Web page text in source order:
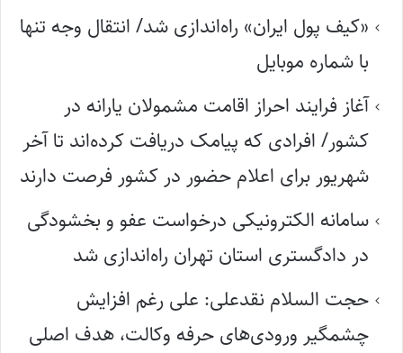
«کیف پول ایران» راه‌اندازی شد/ انتقال وجه تنها
با شماره موبایل
آغاز فرایند احراز اقامت مشمولان یارانه در
کشور/ افرادی که پیامک دریافت کرده‌اند تا آخر
شهریور برای اعلام حضور در کشور فرصت دارند
سامانه الکترونیکی درخواست عفو و بخشودگی
در دادگستری استان تهران راه‌اندازی شد
حجت السلام نقدعلی: علی رغم افزایش
چشمگیر ورودی‌های حرفه وکالت، هدف اصلی